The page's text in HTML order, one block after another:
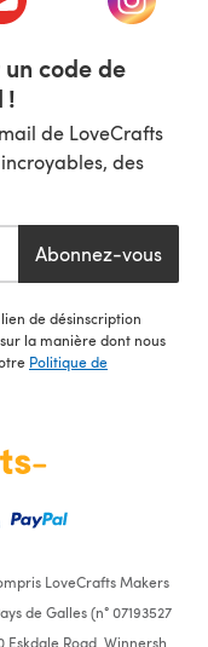
code de
!
de LoveCrafts
des
Abonnez-vous
de désinscription
la manière dont nous
Politique de
LoveCrafts Makers
de Galles (n° 07193527
Eskdale Road, Winnersh